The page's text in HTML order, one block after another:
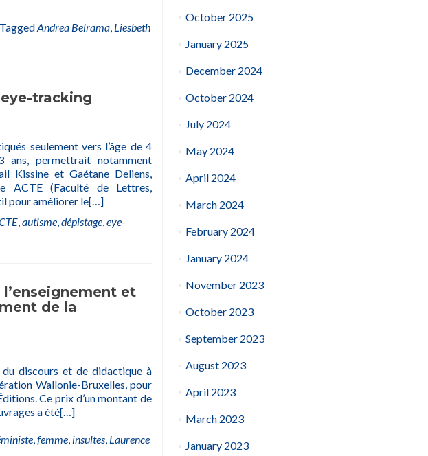
TaggedAndrea Belrama, Liesbeth
tracking
seulement vers l’âge de 4
ans, permettrait notamment
Kissine et Gaétane Deliens,
ACTE (Faculté de Lettres,
pour améliorer le[…]
,autisme,dépistage,eye-
et
de la
du discours et de didactique à
Wallonie-Bruxelles, pour
Ce prix d’un montant de
a été[…]
,femme, insultes, Laurence
October 2025
January 2025
December 2024
October 2024
July 2024
May 2024
April 2024
March 2024
February 2024
January 2024
November 2023
October 2023
September 2023
August 2023
April 2023
March 2023
January 2023